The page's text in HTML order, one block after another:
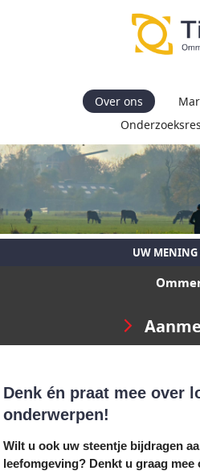
Over ons
UW MENING
Denk én praat mee over
onderwerpen!
Wilt u ook uw steentje bijdragen
leefomgeving? Denkt u graag mee